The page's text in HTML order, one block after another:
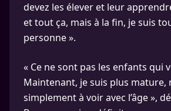
devez les élever et leur
et tout ça, mais à la fin, je suis
personne ».
« Ce ne sont pas les enfants qui
Maintenant, je suis plus mature,
simplement à voir avec l’âge »,